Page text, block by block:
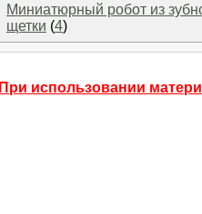
Миниатюрный робот из
щетки (4)
При использовании